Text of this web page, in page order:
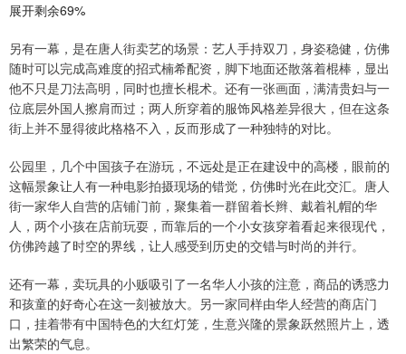
展开剩余69%
另有一幕，是在唐人街卖艺的场景：艺人手持双刀，身姿稳健，仿佛
随时可以完成高难度的招式楠希配资，脚下地面还散落着棍棒，显出
他不只是刀法高明，同时也擅长棍术。还有一张画面，满清贵妇与一
位底层外国人擦肩而过；两人所穿着的服饰风格差异很大，但在这条
街上并不显得彼此格格不入，反而形成了一种独特的对比。
公园里，几个中国孩子在游玩，不远处是正在建设中的高楼，眼前的
这幅景象让人有一种电影拍摄现场的错觉，仿佛时光在此交汇。唐人
街一家华人自营的店铺门前，聚集着一群留着长辫、戴着礼帽的华
人，两个小孩在店前玩耍，而靠后的一个小女孩穿着看起来很现代，
仿佛跨越了时空的界线，让人感受到历史的交错与时尚的并行。
还有一幕，卖玩具的小贩吸引了一名华人小孩的注意，商品的诱惑力
和孩童的好奇心在这一刻被放大。另一家同样由华人经营的商店门
口，挂着带有中国特色的大红灯笼，生意兴隆的景象跃然照片上，透
出繁荣的气息。